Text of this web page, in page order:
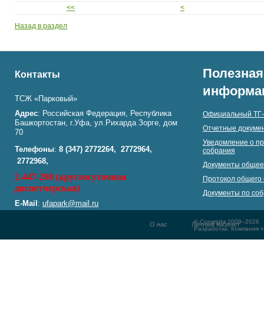
<<
<
Назад в раздел
Контакты
ТСЖ «Парковый»
Адрес: Российская Федерация, Республика
Башкортостан, г.Уфа, ул.Рихарда Зорге, дом
70
Телефоны: 8 (347) 2772264, 2772964,
2772968,
2-447-298 (круглосуточная
диспетчерская)
E-Mail: ufapark@mail.ru
Полезная
Официальный
Отчетные
Уведомление о
собрания
Документы
Протокол общего
Документы по
© Copyright 2009–2026
Разработка: Компания
О нас Личный кабинет